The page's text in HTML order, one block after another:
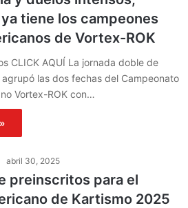
tiene los campeones
de Vortex-ROK
CLICK AQUÍ La jornada doble de
las dos fechas del Campeonato
Vortex-ROK con…
abril 30, 2025
preinscritos para el
de Kartismo 2025